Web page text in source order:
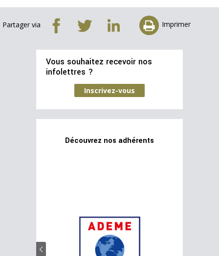
Partager via Imprimer
Vous souhaitez recevoir nos
infolettres ?
Inscrivez-vous
Découvrez nos adhérents